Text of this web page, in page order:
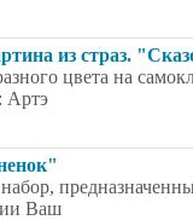
из страз.
цвета на
Артэ
Ваш